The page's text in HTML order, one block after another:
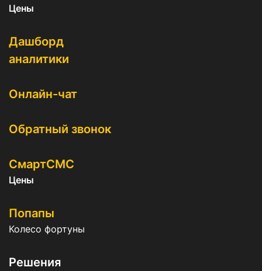
Цены
Дашборд
аналитики
Онлайн-чат
Обратный звонок
СмартСМС
Цены
Попапы
Колесо фортуны
Решения